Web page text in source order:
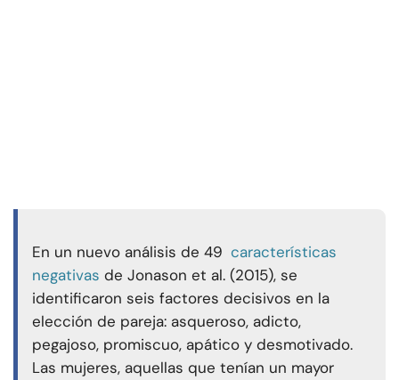
En un nuevo análisis de 49 características
negativas de Jonason et al. (2015), se
identificaron seis factores decisivos en la
elección de pareja: asqueroso, adicto,
pegajoso, promiscuo, apático y desmotivado.
Las mujeres, aquellas que tenían un mayor